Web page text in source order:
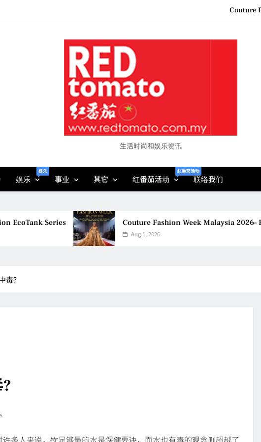
“See Her Heal – 1,000 Untold
“See Her Heal – 1,000 Untold
生活时尚和娱乐资讯
娱乐
娱乐
事业 其它 红番茄活动
红番茄活动
联络我们
Series Couture Fashion Week Malaysia 2026–
Aug 1, 2026
毒?